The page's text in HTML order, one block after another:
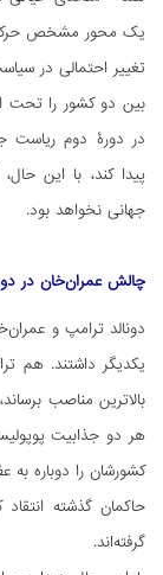
یک محور مشخص حرکت
تغییر احتمالی در
بین دو کشور را تحت
در دورۀ دوم ریاست
پیدا کند، با این
جهانی نخواهد بود.
چالش عمران‌خان در
دونالد ترامپ و
یکدیگر داشتند. هم
بالاترین مناصب
هر دو جذابیت
کشورشان را دوباره به
حاکمان گذشته
گرفته‌اند.